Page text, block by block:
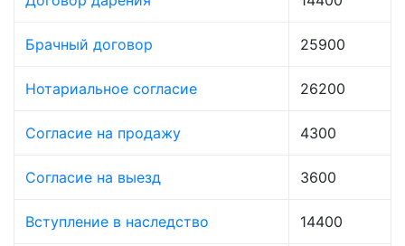
Брачный договор 25900
Нотариальное согласие 26200
Согласие на продажу 4300
Согласие на выезд 3600
Вступление в наследство 14400